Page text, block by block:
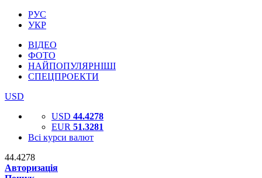
РУС
УКР
ВІДЕО
ФОТО
НАЙПОПУЛЯРНІШІ
СПЕЦПРОЕКТИ
USD
USD 44.4278
EUR 51.3281
Всі курси валют
44.4278
Авторизація